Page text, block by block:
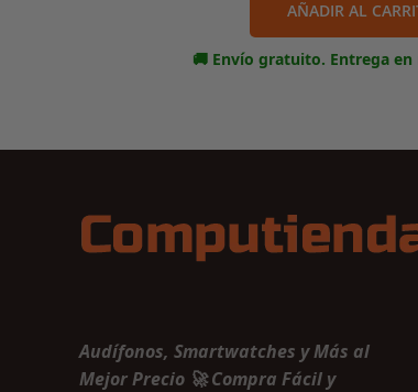
AÑADIR AL
🚚 Envío gratuito. Entrega
Audífonos, Smartwatches y Más al
Mejor Precio 🚀 Compra Fácil y